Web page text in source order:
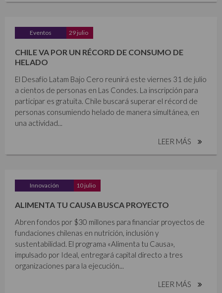
Eventos 29 julio
CHILE VA POR UN RÉCORD DE CONSUMO DE
HELADO
El Desafío Latam Bajo Cero reunirá este viernes 31 de julio
a cientos de personas en Las Condes. La inscripción para
participar es gratuita. Chile buscará superar el récord de
personas consumiendo helado de manera simultánea, en
una actividad...
LEER MÁS
Innovación 10 julio
ALIMENTA TU CAUSA BUSCA PROYECTO
Abren fondos por $30 millones para financiar proyectos de
fundaciones chilenas en nutrición, inclusión y
sustentabilidad. El programa «Alimenta tu Causa»,
impulsado por Ideal, entregará capital directo a tres
organizaciones para la ejecución...
LEER MÁS